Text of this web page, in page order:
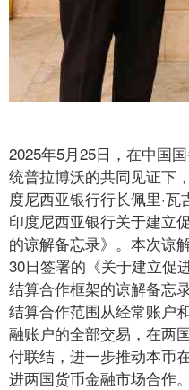
2025年5月25日，在中国
统普拉博沃的共同见证下
度尼西亚银行行长佩里·
印度尼西亚银行关于建立
的谅解备忘录》。本次谅
30日签署的《关于建立促
结算合作框架的谅解备忘
结算合作范围从经常账户
融账户的全部交易，在两
付联结，进一步推动本币
进两国货币金融市场合作。